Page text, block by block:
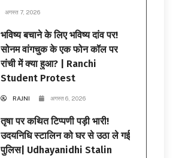
अगस्त 7, 2026
भविष्य बचाने के लिए भविष्य दांव पर!
सोनम वांगचुक के एक फोन कॉल पर
रांची में क्या हुआ? | Ranchi
Student Protest
RAJNI अगस्त 6, 2026
तृषा पर कथित टिप्पणी पड़ी भारी!
उदयनिधि स्टालिन को घर से उठा ले गई
पुलिस| Udhayanidhi Stalin